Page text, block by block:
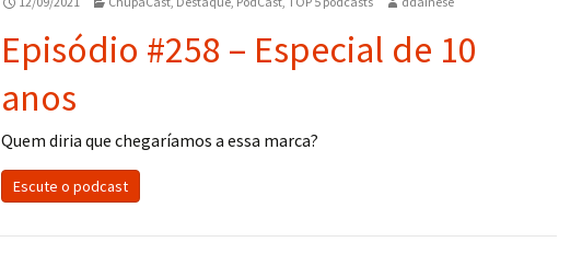
Episódio #258 – Especial de 10
anos
Quem diria que chegaríamos a essa marca?
Escute o podcast